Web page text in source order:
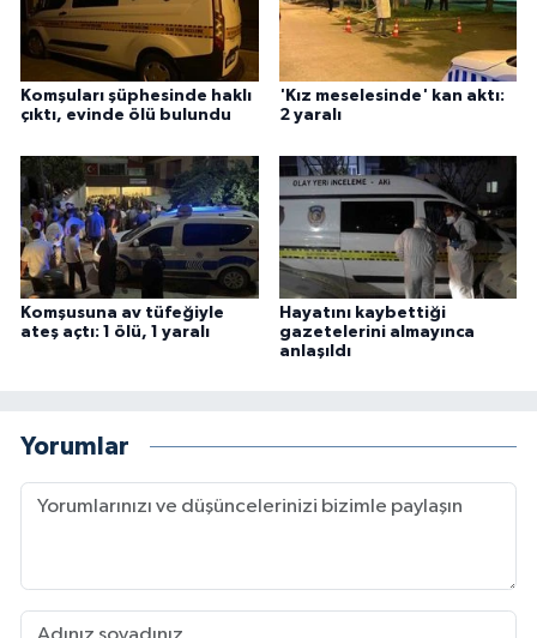
Komşuları şüphesinde haklı
çıktı, evinde ölü bulundu
'Kız meselesinde' kan aktı:
2 yaralı
Komşusuna av tüfeğiyle
ateş açtı: 1 ölü, 1 yaralı
Hayatını kaybettiği
gazetelerini almayınca
anlaşıldı
Yorumlar